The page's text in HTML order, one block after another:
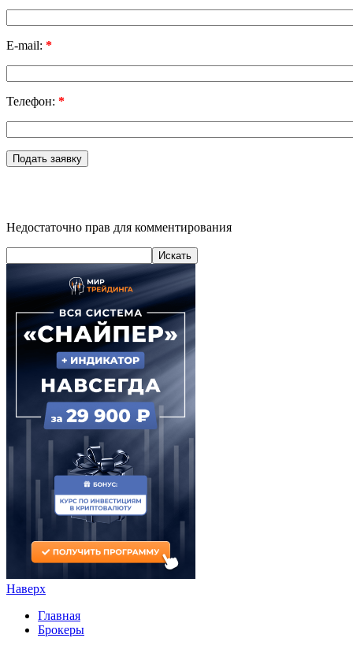
E-mail: *
Телефон: *
Недостаточно прав для комментирования
Наверх
Главная
Брокеры